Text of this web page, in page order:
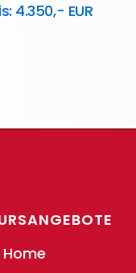
4.350,- EUR
Home